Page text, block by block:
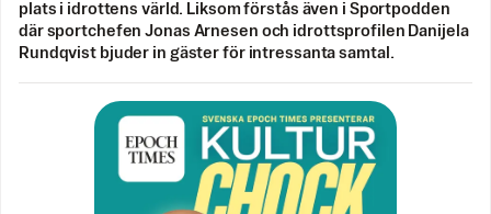
plats i idrottens värld. Liksom förstås även i Sportpodden
där sportchefen Jonas Arnesen och idrottsprofilen Danijela
Rundqvist bjuder in gäster för intressanta samtal.